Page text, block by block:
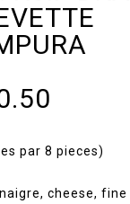
par 8 pieces)
cheese, fine